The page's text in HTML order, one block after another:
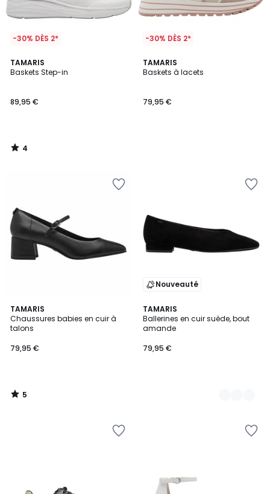
-30% DÈS 2*
TAMARIS
Baskets Step-in
89,95 €
4
/
4
/
-30% DÈS 2*
TAMARIS
Baskets à lacets
79,95 €
TAMARIS
Chaussures babies en cuir à
talons
79,95 €
5
/
5
5
/
Nouveauté
TAMARIS
Ballerines en cuir suède, bout
amande
79,95 €
2
Couleurs